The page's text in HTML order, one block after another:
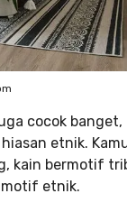
cocok
etnik.
kain bermotif
motif etnik.